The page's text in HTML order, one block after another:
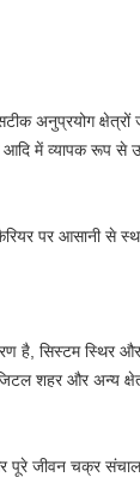
अनुप्रयोग क्षेत्रों
आदि में व्यापक रूप से
कैरियर पर आसानी
है, सिस्टम स्थिर
शहर और अन्य
पूरे जीवन चक्र